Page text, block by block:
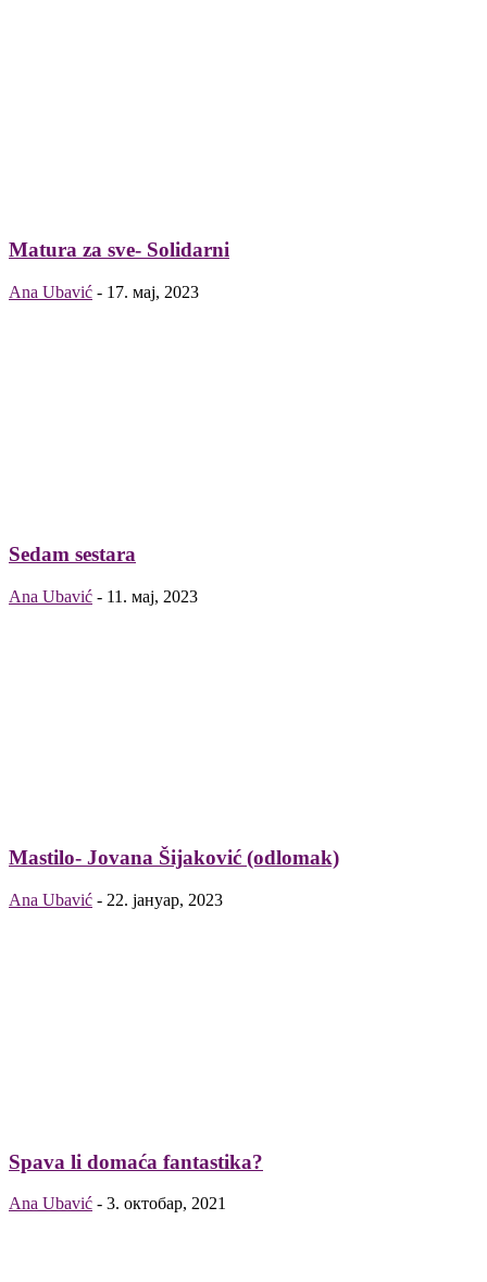
Matura za sve- Solidarni
Ana Ubavić - 17. мај, 2023
Sedam sestara
Ana Ubavić - 11. мај, 2023
Mastilo- Jovana Šijaković (odlomak)
Ana Ubavić - 22. јануар, 2023
Spava li domaća fantastika?
Ana Ubavić - 3. октобар, 2021